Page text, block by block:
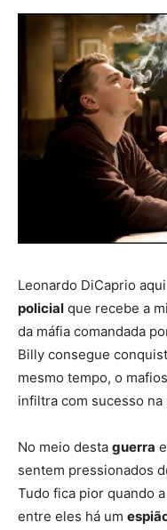
Leonardo DiCaprio
policial que recebe a
da máfia comandada
Billy consegue
mesmo tempo, o
infiltra com sucesso na
No meio desta guerra
sentem pressionados
Tudo fica pior quando
entre eles há um